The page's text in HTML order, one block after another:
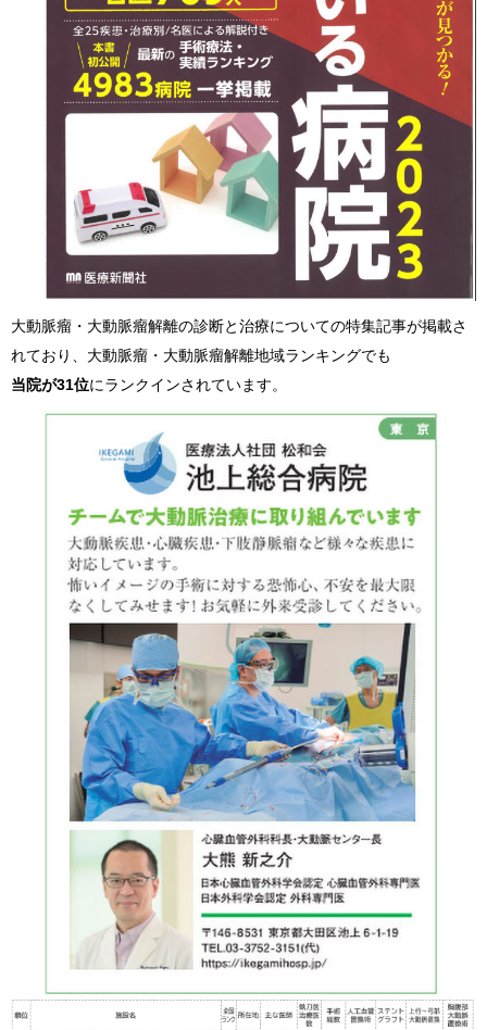
大動脈瘤・大動脈瘤解離の診断と治療についての特集記事が掲載さ
れており、大動脈瘤・大動脈瘤解離地域ランキングでも
当院が31位にランクインされています。